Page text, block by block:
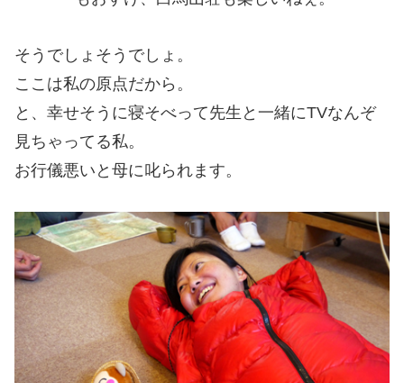
そうでしょそうでしょ。
ここは私の原点だから。
と、幸せそうに寝そべって先生と一緒にTVなんぞ
見ちゃってる私。
お行儀悪いと母に叱られます。